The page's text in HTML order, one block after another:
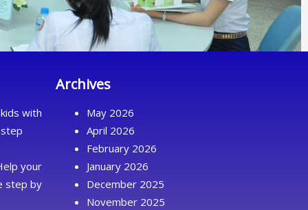
with
your
step by
Archives
May 2026
April 2026
February 2026
January 2026
December 2025
November 2025